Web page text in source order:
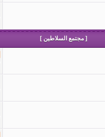
[ مجتمع السلاطين ]